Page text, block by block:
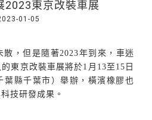
2023東京改裝車展
01-05
散，但是隨著2023年到來，車迷
東京改裝車展將於1 月 13至 15 日
葉縣千葉市）舉辦，橫濱橡膠也
技研發成果。